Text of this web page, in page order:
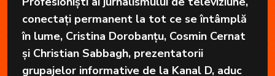
conectați permanent la tot ce se întâmplă
în lume, Cristina Dorobanțu, Cosmin Cernat
și Christian Sabbagh, prezentatorii
grupajelor informative de la Kanal D, aduc